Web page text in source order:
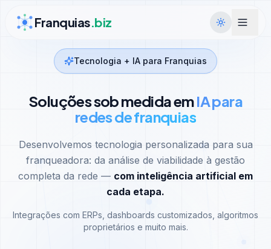
Franquias.biz
Tecnologia + IA para Franquias
Soluções sob medida emIA para
redes de franquias
Desenvolvemos tecnologia personalizada para sua
franqueadora: da análise de viabilidade à gestão
completa da rede — com inteligência artificial em
cada etapa.
Integrações com ERPs, dashboards customizados, algoritmos
proprietários e muito mais.